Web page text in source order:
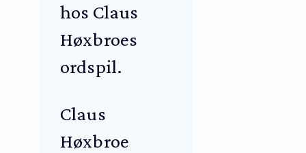
hos Claus
Høxbroes
ordspil.
Claus
Høxbroe